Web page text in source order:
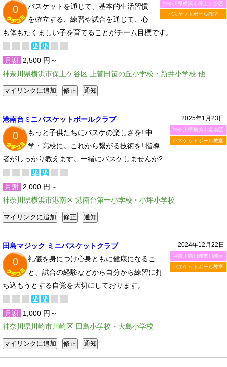
神奈川県横浜市保土ケ谷区
バスケットボール教室
0
バスケットを通じて、基本的生活習慣
を確立する、練習や試合を通じて、心
も体もたくましい子を育てることがチーム目標です。
月謝 2,500 円～
神奈川県横浜市保土ケ谷区 上菅田笹の丘小学校・新井小学校 他
2025年1月23日
神奈川県横浜市港南区
バスケットボール教室
港南台ミニバスケットボールクラブ
0
もっと子供たちにバスケの楽しさを! 中
学・高校に。これから繋がる技術を! 指導
者がしっかり教えます。一緒にバスケしませんか?
月謝 2,000 円～
神奈川県横浜市港南区 港南台第一小学校・小坪小学校
2024年12月22日
神奈川県川崎市川崎区
バスケットボール教室
田島マジック ミニバスケットクラブ
0
礼儀を身につけ心身ともに健康になるこ
と、試合の経験などから自分から練習に打
ち込もうとする自覚を大切にしております。
月謝 1,000 円～
神奈川県川崎市川崎区 田島小学校・大島小学校